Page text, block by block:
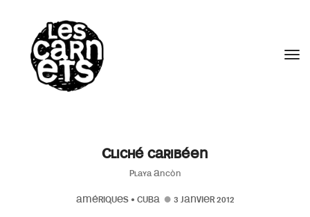
Cliché caribéen
Playa Ancòn
AMÉRIQUES• CUBA 3 JANVIER 2012